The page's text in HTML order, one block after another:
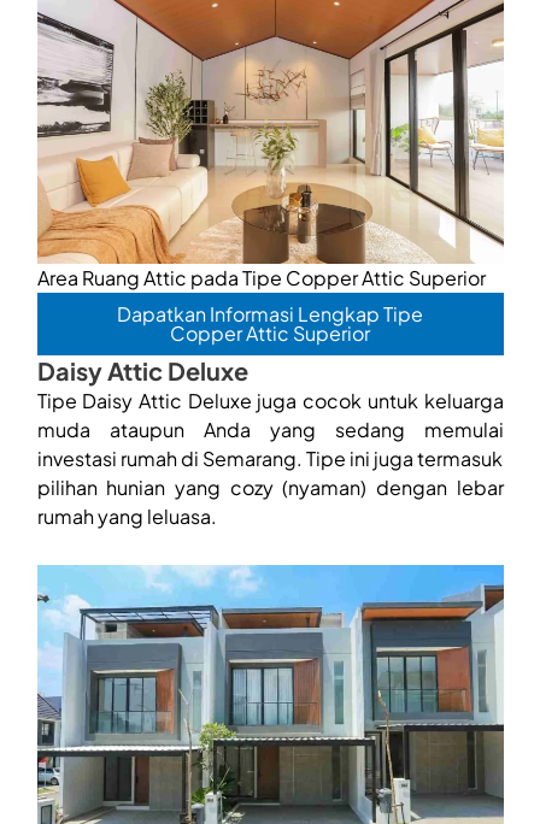
Area Ruang Attic pada Tipe Copper Attic Superior
Dapatkan Informasi Lengkap Tipe
Copper Attic Superior
Daisy Attic Deluxe
Tipe Daisy Attic Deluxe juga cocok untuk keluarga
muda ataupun Anda yang sedang memulai
investasi rumah di Semarang. Tipe ini juga termasuk
pilihan hunian yang cozy (nyaman) dengan lebar
rumah yang leluasa.